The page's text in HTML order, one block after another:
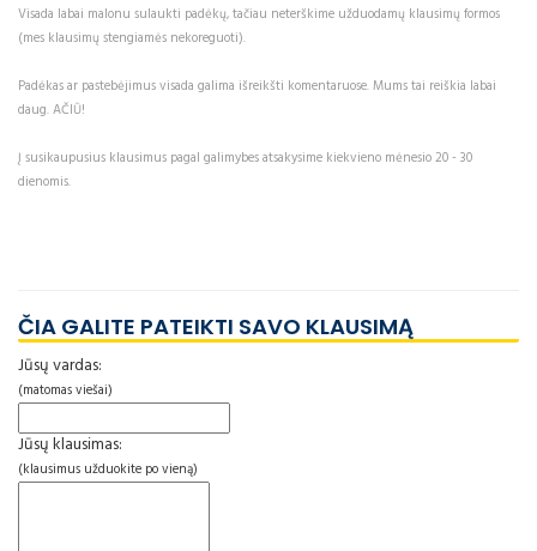
Visada labai malonu sulaukti padėkų, tačiau neterškime užduodamų klausimų formos
(mes klausimų stengiamės nekoreguoti).
Padėkas ar pastebėjimus visada galima išreikšti komentaruose. Mums tai reiškia labai
daug. AČIŪ!
Į susikaupusius klausimus pagal galimybes atsakysime kiekvieno mėnesio 20 - 30
dienomis.
ČIA GALITE PATEIKTI SAVO KLAUSIMĄ
Jūsų vardas:
(matomas viešai)
Jūsų klausimas:
(klausimus užduokite po vieną)